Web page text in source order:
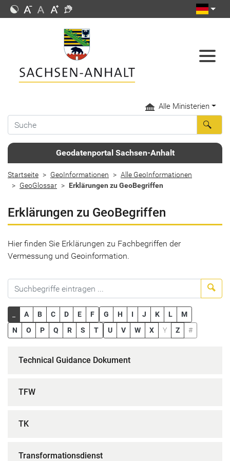
Alle Ministerien
Geodatenportal Sachsen-Anhalt
Startseite GeoInformationen
Alle GeoInformationen
GeoGlossar
Erklärungen zu GeoBegriffen
Erklärungen zu GeoBegriffen
Hier finden Sie Erklärungen zu Fachbegriffen der
Vermessung und Geoinformation.
A B C D E F G H I J K L
M
N
O P Q R S T U V W X Y Z #
Technical Guidance Dokument
TFW
TK
Transformationsdienst